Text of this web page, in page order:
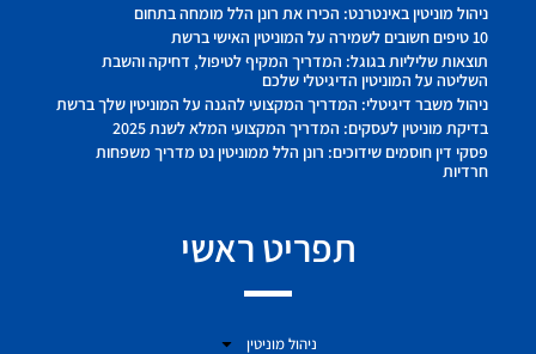
ניהול מוניטין באינטרנט: הכירו את רונן הלל מומחה בתחום
10 טיפים חשובים לשמירה על המוניטין האישי ברשת
תוצאות שליליות בגוגל: המדריך המקיף לטיפול, דחיקה והשבת
השליטה על המוניטין הדיגיטלי שלכם
ניהול משבר דיגיטלי: המדריך המקצועי להגנה על המוניטין שלך ברשת
בדיקת מוניטין לעסקים: המדריך המקצועי המלא לשנת 2025
פסקי דין חוסמים שידוכים: רונן הלל ממוניטין נט מדריך משפחות
חרדיות
תפריט ראשי
ניהול מוניטין